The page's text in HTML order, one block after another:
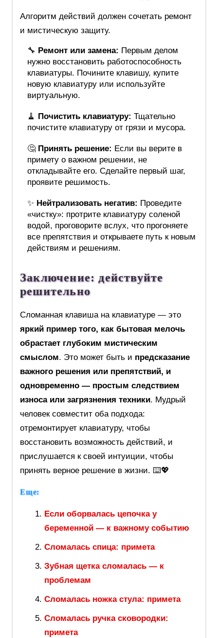
Алгоритм действий должен сочетать ремонт
и мистическую защиту.
🔧 Ремонт или замена: Первым делом
нужно восстановить работоспособность
клавиатуры. Почините клавишу, купите
новую клавиатуру или используйте
виртуальную.
🧹 Почистить клавиатуру: Тщательно
почистите клавиатуру от грязи и мусора.
🤔 Принять решение: Если вы верите в
примету о важном решении, не
откладывайте его. Сделайте первый шаг,
проявите решимость.
✨ Нейтрализовать негатив: Проведите
«чистку»: протрите клавиатуру соленой
водой, проговорите вслух, что прогоняете
все препятствия и открываете путь к новым
действиям и решениям.
Заключение: действуйте
решительно
Сломанная клавиша на клавиатуре — это
яркий пример того, как бытовая мелочь
обрастает глубоким мистическим
смыслом. Это может быть и предсказание
важного решения или препятствий, и
одновременно — простым следствием
износа или загрязнения техники. Мудрый
человек совместит оба подхода:
отремонтирует клавиатуру, чтобы
восстановить возможность действий, и
прислушается к своей интуиции, чтобы
принять верное решение в жизни. ⌨️💖
Еще:
Если оборвалась цепочка у
беременной — к важному событию
Сломалась спица: примета
Зубная щетка сломалась — к
проблемам
Сломалась ножка стула: примета
Сломалась ручка сковородки:
примета